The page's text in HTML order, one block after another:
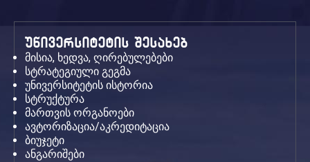
უნივერსიტეტის შესახებ
მისია, ხედვა, ღირებულებები
სტრატეგიული გეგმა
უნივერსიტეტის ისტორია
სტრუქტურა
მართვის ორგანოები
ავტორიზაცია/აკრედიტაცია
ბიუჯეტი
ანგარიშები